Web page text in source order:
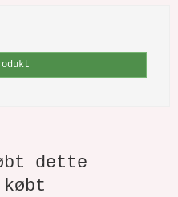
dette